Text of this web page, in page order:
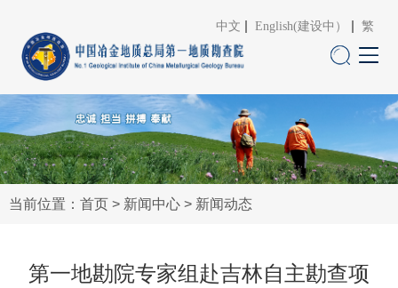
中文 English(建设中） 繁
当前位置： 首页 > 新闻中心 > 新闻动态
第一地勘院专家组赴吉林自主勘查项